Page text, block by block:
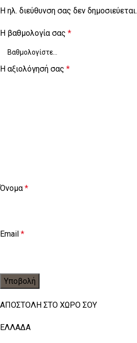
Η ηλ. διεύθυνση σας δεν δημοσιεύεται.
Η βαθμολογία σας *
Η αξιολόγησή σας *
Όνομα*
Email *
ΑΠΟΣΤΟΛΗ ΣΤΟ ΧΩΡΟ ΣΟΥ
ΕΛΛΑΔΑ